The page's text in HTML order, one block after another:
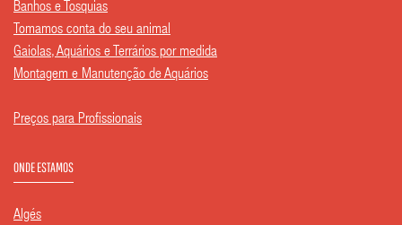
Banhos e Tosquias
Tomamos conta do seu animal
Gaiolas, Aquários e Terrários por medida
Montagem e Manutenção de Aquários
Preços para Profissionais
ONDE ESTAMOS
Algés